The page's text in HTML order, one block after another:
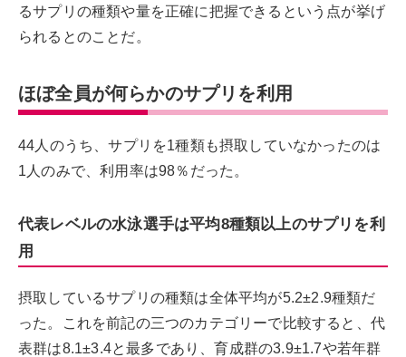
るサプリの種類や量を正確に把握できるという点が挙げ
られるとのことだ。
ほぼ全員が何らかのサプリを利用
44人のうち、サプリを1種類も摂取していなかったのは
1人のみで、利用率は98％だった。
代表レベルの水泳選手は平均8種類以上のサプリを利
用
摂取しているサプリの種類は全体平均が5.2±2.9種類だ
った。これを前記の三つのカテゴリーで比較すると、代
表群は8.1±3.4と最多であり、育成群の3.9±1.7や若年群